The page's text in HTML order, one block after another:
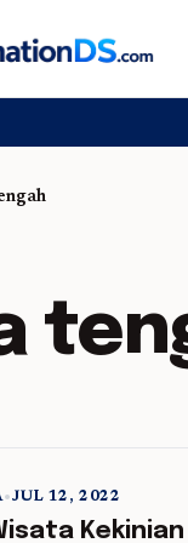
•JUL 12, 2022